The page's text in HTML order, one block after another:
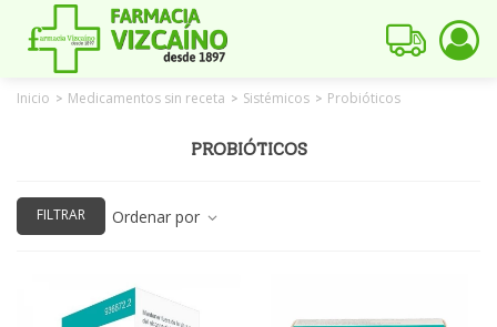
Inicio > Medicamentos sin receta > Sistémicos > Probióticos
PROBIÓTICOS
FILTRAR Ordenar por